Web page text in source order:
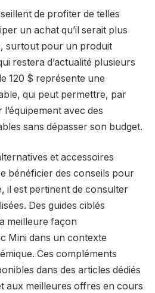
de profiter de telles
un achat qu’il serait plus
surtout pour un produit
restera d’actualité plusieurs
120 $ représente une
qui peut permettre, par
avec des
sans dépasser son budget.
et accessoires
bénéficier des conseils pour
il est pertinent de consulter
Des guides ciblés
meilleure façon
Mini dans un contexte
Ces compléments
dans des articles dédiés
aux meilleures offres en cours